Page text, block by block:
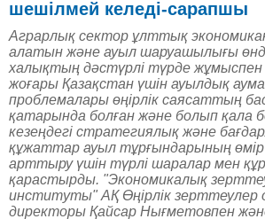
шешілмей келеді-сарапшы
Аграрлық сектор ұлттық
алатын және ауыл шаруашылығы
халықтың дәстүрлі түрде
жоғары Қазақстан үшін ауылдық
проблемалары өңірлік саясаттың
қатарында болған және болып қала
кезеңдегі стратегиялық және
құжаттар ауыл тұрғындарының өмір
арттыру үшін түрлі шаралар мен
қарастырды. "Экономикалық
институты" АҚ Өңірлік
директоры Қайсар Нығметовпен